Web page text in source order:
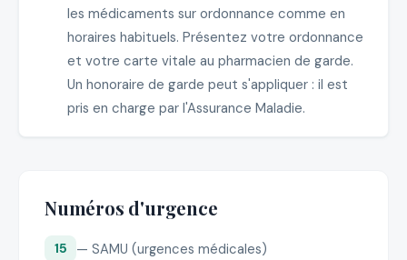
les médicaments sur ordonnance comme en
horaires habituels. Présentez votre ordonnance
et votre carte vitale au pharmacien de garde.
Un honoraire de garde peut s'appliquer : il est
pris en charge par l'Assurance Maladie.
Numéros d'urgence
15 — SAMU (urgences médicales)